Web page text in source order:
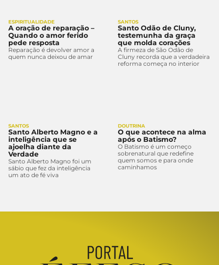
ESPIRITUALIDADE
A oração de reparação –
Quando o amor ferido
pede resposta
Reparação é devolver amor a
quem nunca deixou de amar
SANTOS
Santo Odão de Cluny,
testemunha da graça
que molda corações
A firmeza de São Odão de
Cluny recorda que a verdadeira
reforma começa no interior
SANTOS
Santo Alberto Magno e a
inteligência que se
ajoelha diante da
Verdade
Santo Alberto Magno foi um
sábio que fez da inteligência
um ato de fé viva
DOUTRINA
O que acontece na alma
após o Batismo?
O Batismo é um começo
sobrenatural que redefine
quem somos e para onde
caminhamos